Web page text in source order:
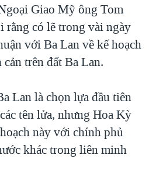
TẠI DẢI GAZA
ĐƯỜNG
HẠ 'BÊN THẮNG CUỘC'
NAY
Ở VIỆT NAM
Giao Mỹ ông Tom
rằng có lẽ trong vài ngày
với Ba Lan về kế hoạch
trên đất Ba Lan.
Lan là chọn lựa đầu tiên
tên lửa, nhưng Hoa Kỳ
này với chính phủ
khác trong liên minh